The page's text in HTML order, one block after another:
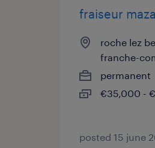
fraiseur
roche lez
franche-
permanent
€35,000 -
posted 15 june